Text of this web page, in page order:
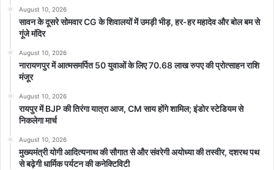
उम्मीदवारों का भरोसा भी मजबूत होगा।
रेलवे का भर्ती केलेंडर
ग्रुप-डी (लेवल-1) 32,438 प्रक्रिया जारी
सहायक लोको पायलट
जूनियर इंजीनियर 2,585 अक्टूबर 2026
August 10, 2026
सावन के दूसरे सोमवार CG के शिवालयों में उमड़ी भीड़, हर-हर महादेव और बोल बम से
गूंजे मंदिर
August 10, 2026
नारायणपुर में आत्मसमर्पित 50 युवाओं के लिए 70.68 लाख रुपए की प्रोत्साहन राशि
मंजूर
August 10, 2026
रायपुर में BJP की तिरंगा यात्रा आज, CM साय होंगे शामिल; इंडोर स्टेडियम से
निकलेगा मार्च
August 10, 2026
मुख्यमंत्री योगी आदित्यनाथ की सौगात से और संवरेगी अयोध्या की तस्वीर, दशरथ पथ
से बढ़ेगी धार्मिक पर्यटन की कनेक्टिविटी